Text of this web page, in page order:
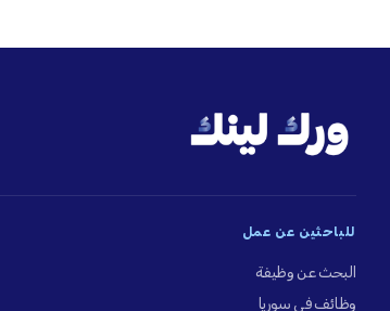
للباحثين عن عمل
البحث عن وظيفة
وظائف في سوريا